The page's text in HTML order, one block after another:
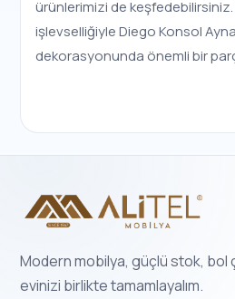
ürünlerimizi de keşfedebilirsiniz.
işlevselliğiyle Diego Konsol
dekorasyonunda önemli bir
Modern mobilya, güçlü stok, bol
evinizi birlikte tamamlayalım.